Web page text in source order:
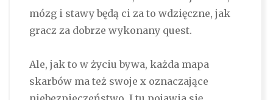
mózg i stawy będą ci za to wdzięczne, jak
gracz za dobrze wykonany quest.
Ale, jak to w życiu bywa, każda mapa
skarbów ma też swoje x oznaczające